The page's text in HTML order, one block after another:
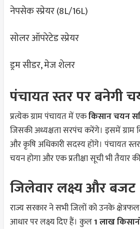
नेपसेक स्प्रेयर (8L/16L)
सोलर ऑपरेटेड स्प्रेयर
ड्रम सीडर, मेज शेलर
पंचायत स्तर पर बनेगी
प्रत्येक ग्राम पंचायत में एककिसान चयन
जिसकी अध्यक्षता सरपंच करेंगे। इसमें ग्राम
और कृषि अधिकारी सदस्य होंगे। पंचायत स्तर
चयन होगा और एक प्रतीक्षा सूची भी तैयार
जिलेवार लक्ष्य और बजट
राज्य सरकार ने सभी जिलों को उनके
आधार पर लक्ष्य दिए हैं। कुल1 लाख